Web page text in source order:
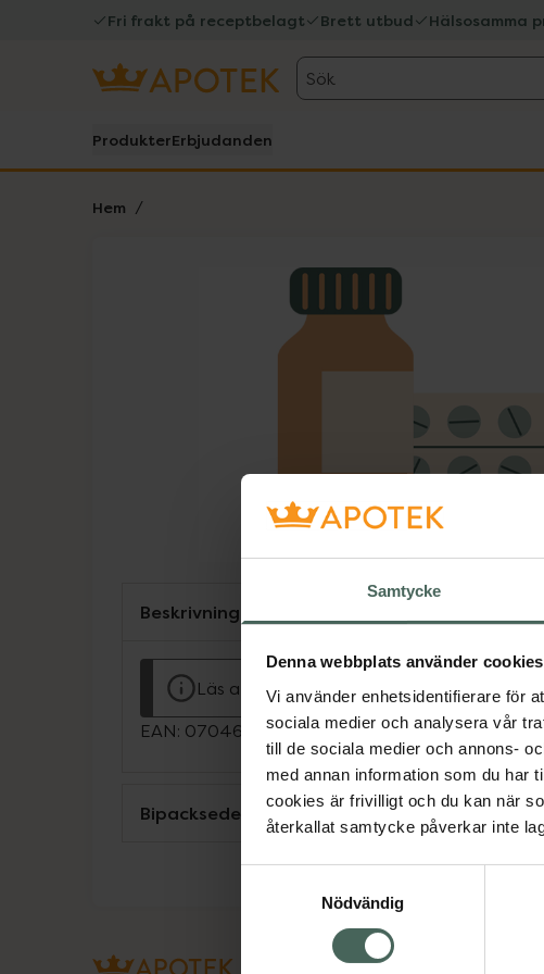
Samtycke
Denna webbplats använder cookies
Vi använder enhetsidentifierare för
sociala medier och analysera vår
till de sociala medier och annons-
med annan information som du har
cookies är frivilligt och du kan när
återkallat samtycke påverkar inte
Nödvändig
Fri frakt på receptbelagt Brett utbud Hälsosamma
Sök
ProdukterErbjudanden
Hem
Lista: . Innehåller 1 objekt.
Beskrivning
Läs alltid bipacksedeln innan användning.
EAN: 07046260141575
Bipacksedel från FASS